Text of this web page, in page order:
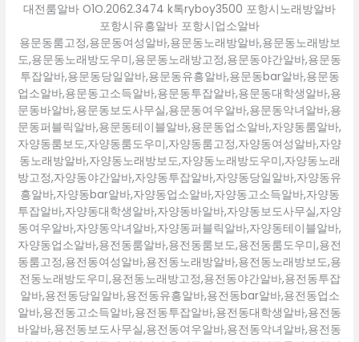
대전룸알바 O1O.2062.3474 k톡ryboy3500 포항시노래방알바
포항시유흥알바 포항시업소알바
용문동룸고정,용문동여성알바,용문동노래방알바,용문동노래방보
도,용문동노래방도우미,용문동노래방고정,용문동야간알바,용문동
투잡알바,용문동당일알바,용문동유흥알바,용문동bar알바,용문동
업소알바,용문동고소득알바,용문동투잡알바,용문동대학생알바,용
문동바알바,용문동보도사무실,용문동여우알바,용문동악녀알바,용
문동퍼블릭알바,용문동테이블알바,용문동업소알바,자양동룸알바,
자양동룸보도,자양동룸도우미,자양동룸고정,자양동여성알바,자양
동노래방알바,자양동노래방보도,자양동노래방도우미,자양동노래
방고정,자양동야간알바,자양동투잡알바,자양동당일알바,자양동유
흥알바,자양동bar알바,자양동업소알바,자양동고소득알바,자양동
투잡알바,자양동대학생알바,자양동바알바,자양동보도사무실,자양
동여우알바,자양동악녀알바,자양동퍼블릭알바,자양동테이블알바,
자양동업소알바,용전동룸알바,용전동룸보도,용전동룸도우미,용전
동룸고정,용전동여성알바,용전동노래방알바,용전동노래방보도,용
전동노래방도우미,용전동노래방고정,용전동야간알바,용전동투잡
알바,용전동당일알바,용전동유흥알바,용전동bar알바,용전동업소
알바,용전동고소득알바,용전동투잡알바,용전동대학생알바,용전동
바알바,용전동보도사무실,용전동여우알바,용전동악녀알바,용전동